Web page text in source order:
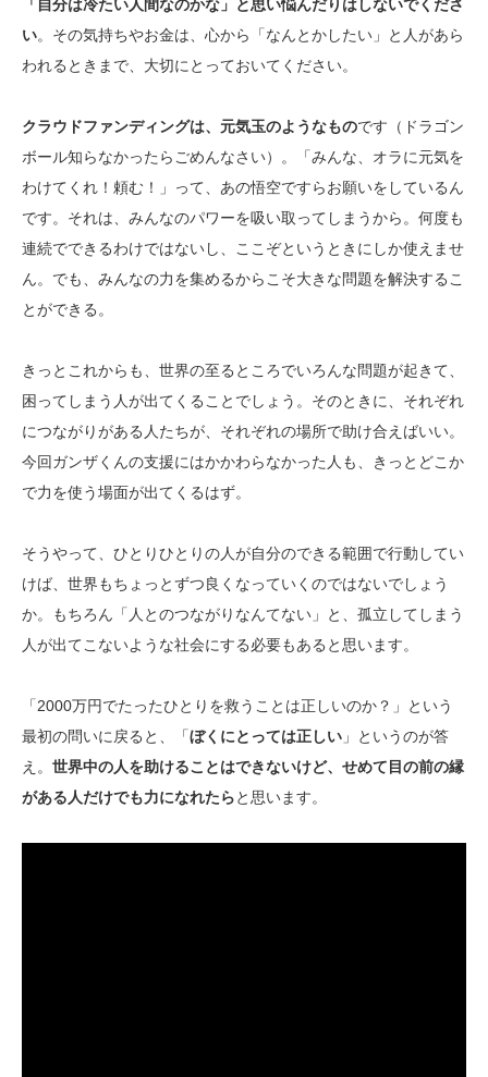
「自分は冷たい人間なのかな」と思い悩んだりはしないでくださ
い。その気持ちやお金は、心から「なんとかしたい」と人があら
われるときまで、大切にとっておいてください。
クラウドファンディングは、元気玉のようなものです（ドラゴン
ボール知らなかったらごめんなさい）。「みんな、オラに元気を
わけてくれ！頼む！」って、あの悟空ですらお願いをしているん
です。それは、みんなのパワーを吸い取ってしまうから。何度も
連続でできるわけではないし、ここぞというときにしか使えませ
ん。でも、みんなの力を集めるからこそ大きな問題を解決するこ
とができる。
きっとこれからも、世界の至るところでいろんな問題が起きて、
困ってしまう人が出てくることでしょう。そのときに、それぞれ
につながりがある人たちが、それぞれの場所で助け合えばいい。
今回ガンザくんの支援にはかかわらなかった人も、きっとどこか
で力を使う場面が出てくるはず。
そうやって、ひとりひとりの人が自分のできる範囲で行動してい
けば、世界もちょっとずつ良くなっていくのではないでしょう
か。もちろん「人とのつながりなんてない」と、孤立してしまう
人が出てこないような社会にする必要もあると思います。
「2000万円でたったひとりを救うことは正しいのか？」という
最初の問いに戻ると、「ぼくにとっては正しい 」というのが答
え。 世界中の人を助けることはできないけど、せめて目の前の縁
がある人だけでも力になれたらと思います。